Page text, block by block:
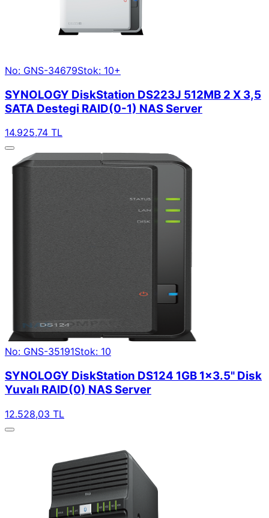
No: GNS-34679Stok: 10+
SYNOLOGY DiskStation DS223J 512MB 2 X 3,5
SATA Destegi RAID(0-1) NAS Server
14.925,74 TL
No: GNS-35191Stok: 10
SYNOLOGY DiskStation DS124 1GB 1x3.5" Disk
Yuvalı RAID(0) NAS Server
12.528,03 TL